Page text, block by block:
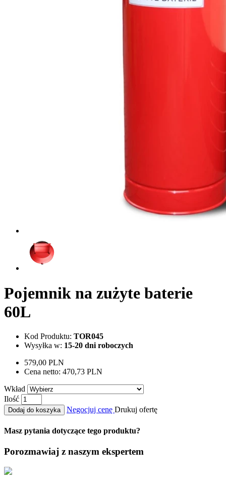
Pojemnik na zużyte baterie
60L
Kod Produktu: TOR045
Wysyłka w: 15-20 dni roboczych
579,00 PLN
Cena netto: 470,73 PLN
Wkład
Ilość
Dodaj do koszyka Negocjuj cenę Drukuj ofertę
Masz pytania dotyczące tego produktu?
Porozmawiaj z naszym ekspertem